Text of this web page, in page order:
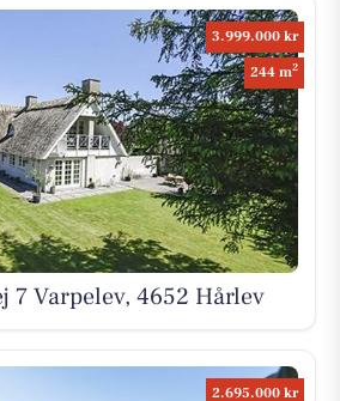
3.999.000 kr
244 m2
7 Varpelev, 4652 Hårlev
2.695.000 kr